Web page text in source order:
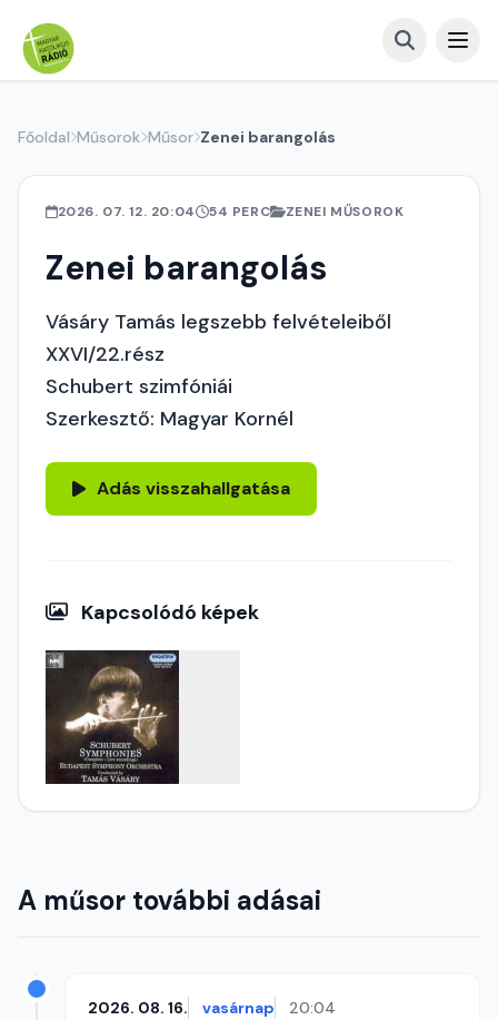
Főoldal Műsorok Műsor Zenei barangolás
2026. 07. 12. 20:04 54 PERC ZENEI MŰSOROK
Zenei barangolás
Vásáry Tamás legszebb felvételeiből
XXVI/22.rész
Schubert szimfóniái
Szerkesztő: Magyar Kornél
Adás visszahallgatása
Kapcsolódó képek
A műsor további adásai
2026. 08. 16. vasárnap 20:04